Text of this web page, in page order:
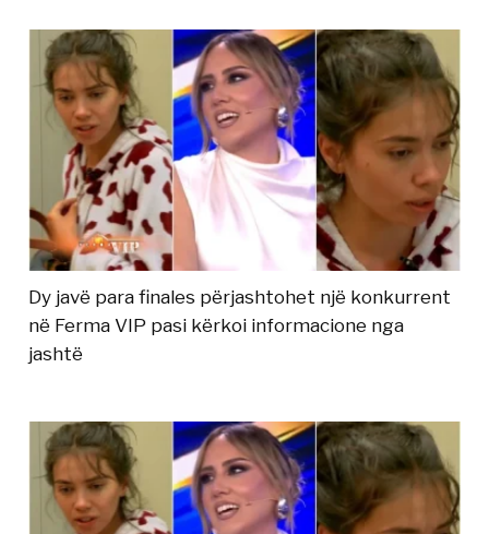
Dy javë para finales përjashtohet një konkurrent
në Ferma VIP pasi kërkoi informacione nga
jashtë